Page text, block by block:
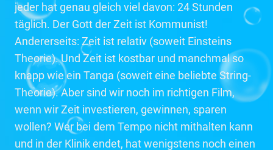
jeder hat genau gleich viel davon: 24 Stunden
täglich. Der Gott der Zeit ist Kommunist!
Andererseits: Zeit ist relativ (soweit Einsteins
Theorie). Und Zeit ist kostbar und manchmal so
knapp wie ein Tanga (soweit eine beliebte String-
Theorie). Aber sind wir noch im richtigen Film,
wenn wir Zeit investieren, gewinnen, sparen
wollen? Wer bei dem Tempo nicht mithalten kann
und in der Klinik endet, hat wenigstens noch einen